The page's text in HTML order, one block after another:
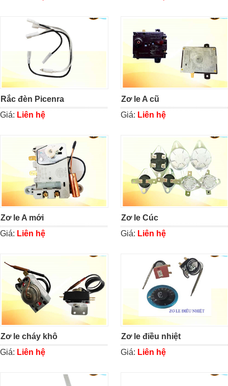
Rắc đèn Picenra
Giá: Liên hệ
Zơ le A cũ
Giá: Liên hệ
Zơ le A mới
Giá: Liên hệ
Zơ le Cúc
Giá: Liên hệ
Zơ le cháy khô
Giá: Liên hệ
Zơ le điều nhiệt
Giá: Liên hệ